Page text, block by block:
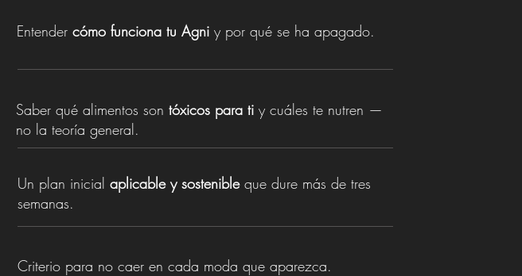
Entender cómo funciona tu Agni y por qué se ha apagado.
Saber qué alimentos son tóxicos para ti y cuáles te nutren —
no la teoría general.
Un plan inicial aplicable y sostenibleque dure más de tres
semanas.
Criterio para no caer en cada moda que aparezca.